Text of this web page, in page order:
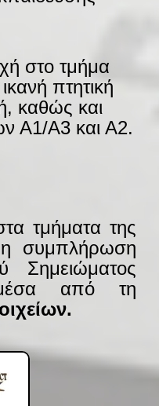
στο τμήμα
ικανή πτητική
καθώς και
Α1/Α3 και Α2.
τμήματα της
η συμπλήρωση
Σημειώματος
μέσα από τη